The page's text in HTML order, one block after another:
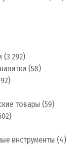
(3 292)
(58)
товары (59)
инструменты (4)